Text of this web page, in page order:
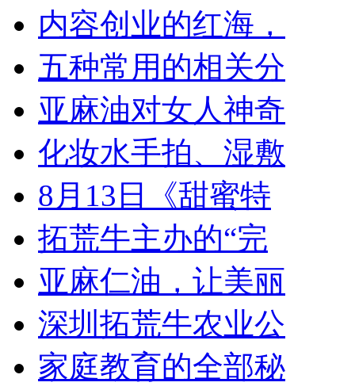
内容创业的红海，
五种常用的相关分
亚麻油对女人神奇
化妆水手拍、湿敷
8月13日《甜蜜特
拓荒牛主办的“完
亚麻仁油，让美丽
深圳拓荒牛农业公
家庭教育的全部秘